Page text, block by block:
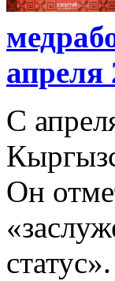
апреля
С
Он
статус».